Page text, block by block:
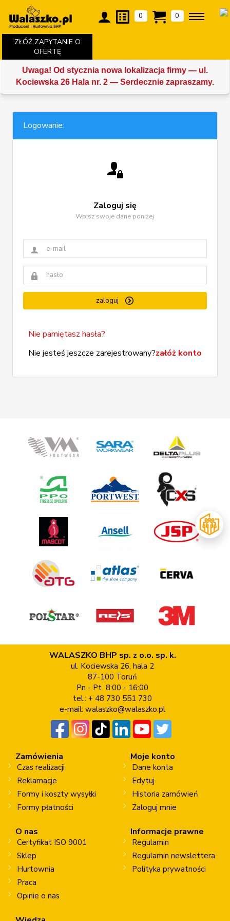
ZŁÓŻ ZAPYTANIE O
OFERTĘ
0 0
Uwaga! Od stycznia nowa lokalizacja firmy — ul.
Kociewska 26 Hala nr. 2 — Serdecznie zapraszamy.
Logowanie:
Zaloguj się
Wpisz swoje dane poniżej
zaloguj
Nie pamiętasz hasła?
Nie jesteś jeszcze zarejestrowany?załóż konto
WALASZKO BHP sp. z o.o. sp. k.
ul. Kociewska 26, hala 2
87-100 Toruń
Pn - Pt 8:00 - 16:00
tel.: + 48 730 551 730
e-mail: walaszko@walaszko.pl
Zamówienia
Czas realizacji
Reklamacje
Formy i koszty wysyłki
Formy płatności
Moje konto
Dane konta
Edytuj
Historia zamówień
Zaloguj mnie
O nas
Certyfikat ISO 9001
Sklep
Hurtownia
Praca
Opinie o nas
Informacje prawne
Regulamin
Regulamin newslettera
Polityka prywatności